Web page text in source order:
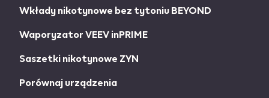
Wkłady nikotynowe bez tytoniu BEYOND
Waporyzator VEEV inPRIME
Saszetki nikotynowe ZYN
Porównaj urządzenia